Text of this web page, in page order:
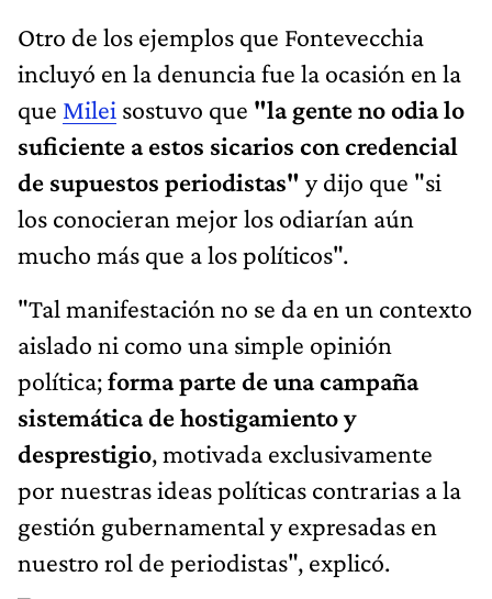
Otro de los ejemplos que Fontevecchia
incluyó en la denuncia fue la ocasión en la
que Milei sostuvo que "la gente no odia lo
suficiente a estos sicarios con credencial
de supuestos periodistas" y dijo que "si
los conocieran mejor los odiarían aún
mucho más que a los políticos".
"Tal manifestación no se da en un contexto
aislado ni como una simple opinión
política;forma parte de una campaña
sistemática de hostigamiento y
desprestigio, motivada exclusivamente
por nuestras ideas políticas contrarias a la
gestión gubernamental y expresadas en
nuestro rol de periodistas", explicó.